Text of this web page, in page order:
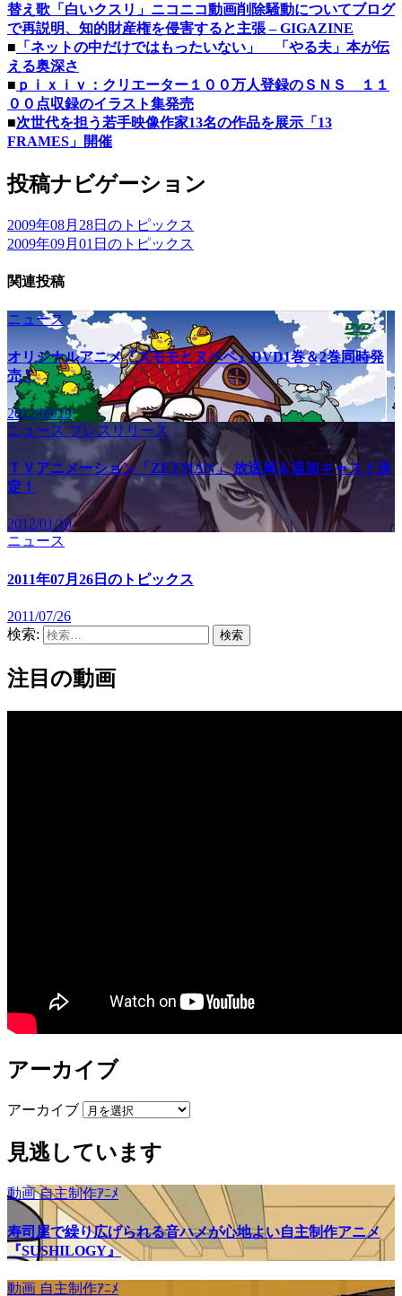
替え歌「白いクスリ」ニコニコ動画削除騒動についてブログ
で再説明、知的財産権を侵害すると主張 – GIGAZINE
■ 「ネットの中だけではもったいない」 「やる夫」本が伝
える奥深さ
■ ｐｉｘｉｖ：クリエーター１００万人登録のＳＮＳ １１
００点収録のイラスト集発売
■次世代を担う若手映像作家13名の作品を展示「13
FRAMES」開催
投稿ナビゲーション
2009年08月28日のトピックス
2009年09月01日のトピックス
関連投稿
ニュース
オリジナルアニメ『ズモモとヌペペ』DVD1巻＆2巻同時発
売！
2012/09/19
ニュース プレスリリース
ＴＶアニメーション「ZETMAN」 放送局＆追加キャスト決
定！
2012/01/10
ニュース
2011年07月26日のトピックス
2011/07/26
検索:
注目の動画
アーカイブ
アーカイブ
見逃しています
動画自主制作ｱﾆﾒ
寿司屋で繰り広げられる音ハメが心地よい自主制作アニメ
『SUSHILOGY』
動画 自主制作ｱﾆﾒ